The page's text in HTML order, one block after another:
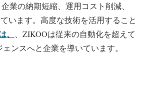
業の納期短縮、運用コスト削減、
います。高度な技術を活用すること
、ZIKOOは従来の自動化を超えて
ンスへと企業を導いています。